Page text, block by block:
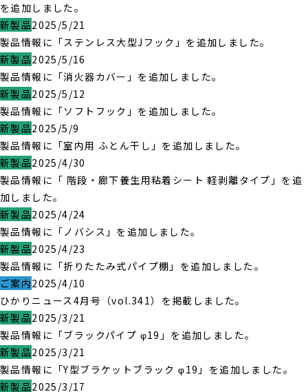
を追加しました。
新製品2025/5/21
製品情報に「ステンレス大型Jフック」を追加しました。
新製品2025/5/16
製品情報に「消火器カバー」を追加しました。
新製品2025/5/12
製品情報に「ソフトフック」を追加しました。
新製品2025/5/9
製品情報に「室内用 ふとん干し」を追加しました。
新製品2025/4/30
製品情報に「 階段・廊下養生用粘着シート 軽剥離タイプ」を追
加しました。
新製品2025/4/24
製品情報に「ノバシス」を追加しました。
新製品2025/4/23
製品情報に「折りたたみ式パイプ棚」を追加しました。
ご案内2025/4/10
ひかりニュース4月号（vol.341）を掲載しました。
新製品2025/3/21
製品情報に「ブラックパイプ φ19」を追加しました。
新製品2025/3/21
製品情報に「Y型ブラケットブラック φ19」を追加しました。
新製品2025/3/17